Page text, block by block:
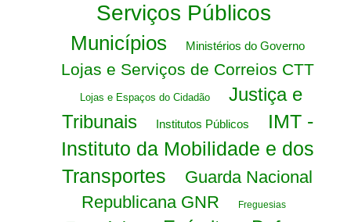
Serviços Públicos
Municípios Ministérios do Governo
Lojas e Serviços de Correios CTT
Lojas e Espaços do Cidadão
Justiça e
Tribunais
Institutos Públicos
IMT -
Instituto da Mobilidade e dos
Transportes
Guarda Nacional
Republicana GNR
Freguesias